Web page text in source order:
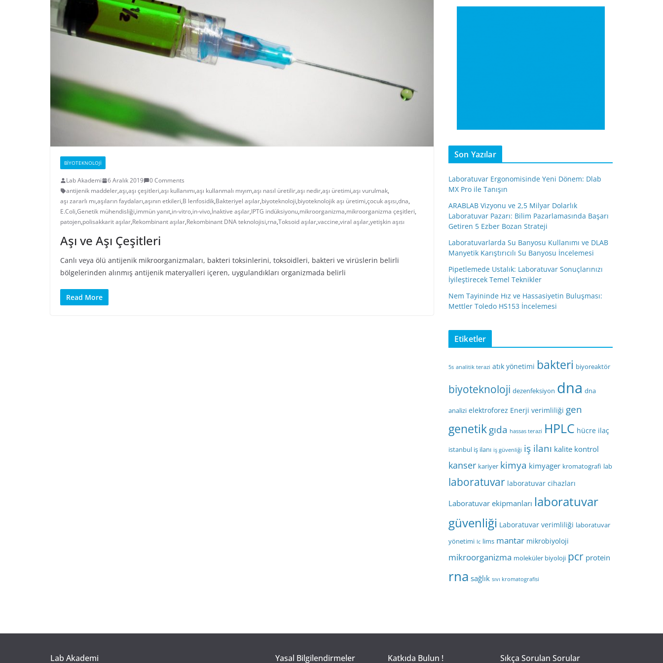
BIYOTEKNOLOJI
Lab Akademi 6 Aralık 2019
0 Comments
antijenik maddeler,aşı,aşı çeşitleri,aşı kullanımı,aşı kullanmalı mıyım,aşı nasıl üretilir,aşı nedir,aşı üretimi,aşı vurulmak,
aşı zararlı mı,aşıların faydaları,aşının etkileri,B lenfosidik,Bakteriyel aşılar,biyoteknoloji,biyoteknolojik aşı üretimi,çocuk aşısı,dna,
E.Coli,Genetik mühendisliği,immün yanıt,in-vitro,in-vivo,İnaktive aşılar,IPTG indüksiyonu,mikroorganizma,mikroorganizma çeşitleri,
patojen,polisakkarit aşılar,Rekombinant aşılar,Rekombinant DNA teknolojisi,rna,Toksoid aşılar,vaccine,viral aşılar,yetişkin aşısı
Aşı ve Aşı Çeşitleri
Canlı veya ölü antijenik mikroorganizmaları, bakteri toksinlerini, toksoidleri, bakteri ve virüslerin belirli
bölgelerinden alınmış antijenik materyalleri içeren, uygulandıkları organizmada belirli
Read More
Son Yazılar
Laboratuvar Ergonomisinde Yeni Dönem: Dlab
MX Pro ile Tanışın
ARABLAB Vizyonu ve 2,5 Milyar Dolarlık
Laboratuvar Pazarı: Bilim Pazarlamasında Başarı
Getiren 5 Ezber Bozan Strateji
Laboratuvarlarda Su Banyosu Kullanımı ve DLAB
Manyetik Karıştırıcılı Su Banyosu İncelemesi
Pipetlemede Ustalık: Laboratuvar Sonuçlarınızı
İyileştirecek Temel Teknikler
Nem Tayininde Hız ve Hassasiyetin Buluşması:
Mettler Toledo HS153 İncelemesi
Etiketler
5s analitik terazi atık yönetimi bakteri biyoreaktör
biyoteknoloji dezenfeksiyon dna dna
analizi elektroforez Enerji verimliliği gen
genetikgıda hassas terazi HPLC hücre ilaç
istanbul iş ilanı iş güvenliği iş ilanı kalite kontrol
kanser kariyer kimya kimyager kromatografi lab
laboratuvar laboratuvar cihazları
Laboratuvar ekipmanları laboratuvar
güvenliği Laboratuvar verimliliği laboratuvar
yönetimi lc lims mantar mikrobiyoloji
mikroorganizma moleküler biyoloji pcr protein
rna sağlık sıvı kromatografisi
Lab Akademi Yasal Bilgilendirmeler Katkıda Bulun ! Sıkça Sorulan Sorular